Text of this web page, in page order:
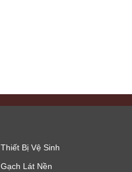
Thiết Bị Vệ Sinh
Gạch Lát Nền